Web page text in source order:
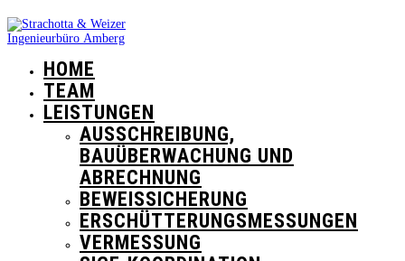
HOME
TEAM
LEISTUNGEN
AUSSCHREIBUNG,
BAUÜBERWACHUNG UND
ABRECHNUNG
BEWEISSICHERUNG
ERSCHÜTTERUNGSMESSUNGEN
VERMESSUNG